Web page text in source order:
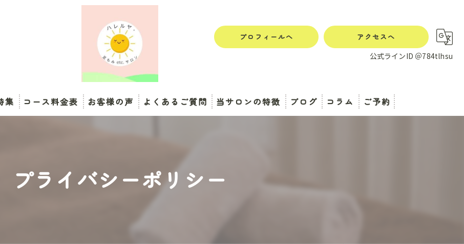
プロフィールへ アクセスへ
公式ラインID ＠784tlhsu
集 コース料金表 お客様の声 よくあるご質問 当サロンの特徴 ブログ コラム ご予約
プライバシーポリシー